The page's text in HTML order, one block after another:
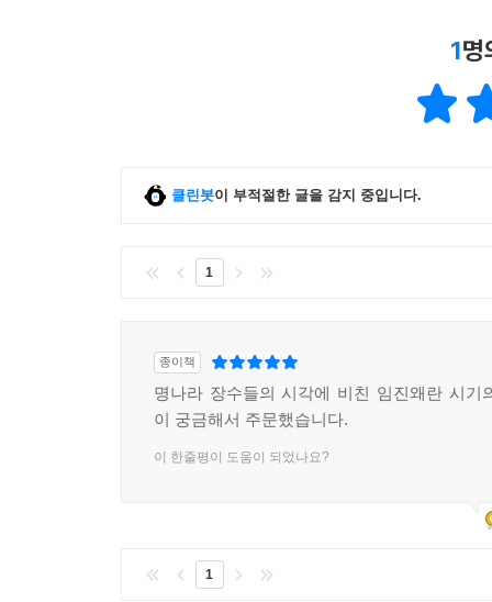
1명
클린봇이 부적절한 글을 감지 중입니다.
1
종이책
명나라 장수들의 시각에 비친 임진왜란 시기
이 궁금해서 주문했습니다.
이 한줄평이 도움이 되었나요?
1